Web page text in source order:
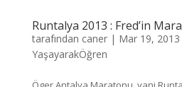
Runtalya 2013 : Fred’in
tarafından caner| Mar 19, 2013
YaşayarakÖğren